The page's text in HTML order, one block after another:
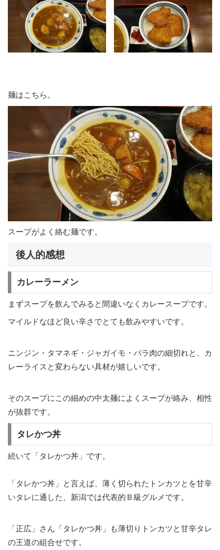
麺はこちら。
スープがよく絡む麺です。
後人的感想
カレーラーメン
まずスープを飲んでみると間違いなくカレースープです。
マイルドなほど良い辛さでとても飲みやすいです。
ニンジン・タマネギ・ジャガイモ・バラ肉の細切れと、カ
レーライスと変わらない具材が嬉しいです。
そのスープにこの細めの中太麺によくスープが絡み、相性
が抜群です。
タレかつ丼
続いて「タレかつ丼」です。
「タレかつ丼」と言えば、薄く切られたトンカツとを甘辛
いタレに通した、新潟では代表的Ｂ級グルメです。
「正広」さん「タレかつ丼」も薄切りトンカツと甘辛タレ
の王道の組合せです。